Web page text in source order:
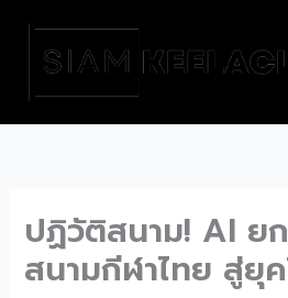
content
ปฏิวัติสนาม! AI ย
สนามกีฬาไทย สู่ยุ